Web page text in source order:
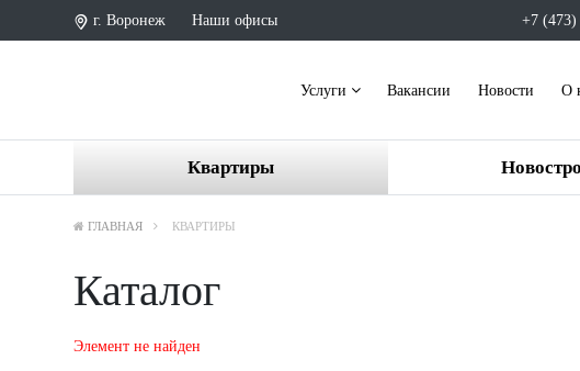
г. Воронеж Наши офисы +7 (473)
Услуги Вакансии Новости О
Квартиры
ГЛАВНАЯ КВАРТИРЫ
Каталог
Элемент не найден